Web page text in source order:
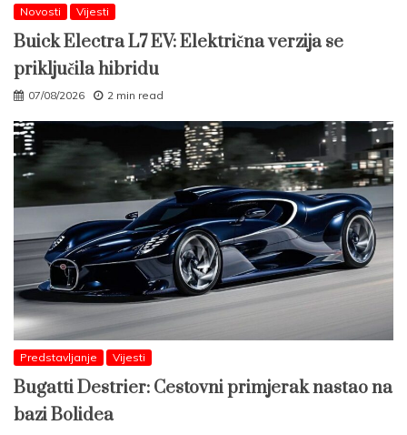
Novosti Vijesti
Buick Electra L7 EV: Električna verzija se
priključila hibridu
07/08/2026 2 min read
Predstavljanje Vijesti
Bugatti Destrier: Cestovni primjerak nastao na
bazi Bolidea